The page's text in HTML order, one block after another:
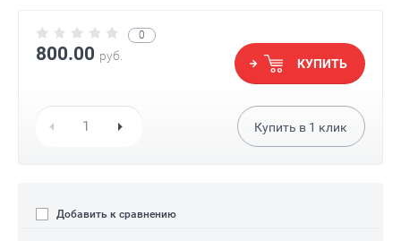
0
800.00 руб.
КУПИТЬ
Купить в 1 клик
Добавить к сравнению